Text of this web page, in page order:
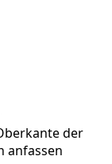
der
anfassen